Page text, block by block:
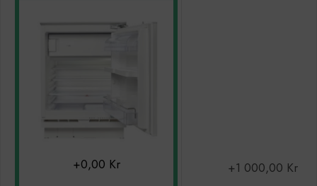
+0,00 Kr +1 000,00 Kr